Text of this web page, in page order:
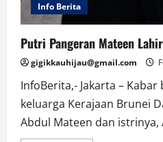
Info Berita
Putri Pangeran Mateen
gigikkauhijau@gmail.com
InfoBerita,- Jakarta –
keluarga Kerajaan Brunei
Abdul Mateen dan istrinya,